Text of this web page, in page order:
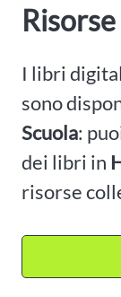
I libri
sono
Scuola:
dei libri in
risorse